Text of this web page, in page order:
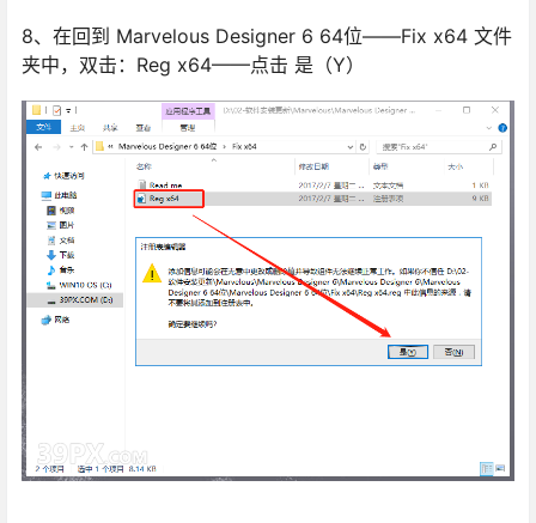
8、在回到 Marvelous Designer 6 64位——Fix x64 文件
夹中，双击：Reg x64——点击 是（Y）